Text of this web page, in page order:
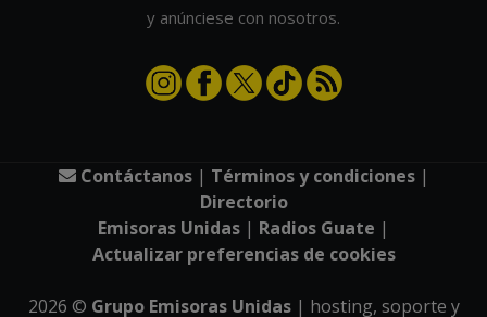
y anúnciese con nosotros.
Contáctanos| Términos y condiciones|
Directorio
Emisoras Unidas | Radios Guate |
Actualizar preferencias de cookies
2026 © Grupo Emisoras Unidas| hosting, soporte y